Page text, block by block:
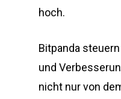
hoch.
Bitpanda
und
nicht nur von